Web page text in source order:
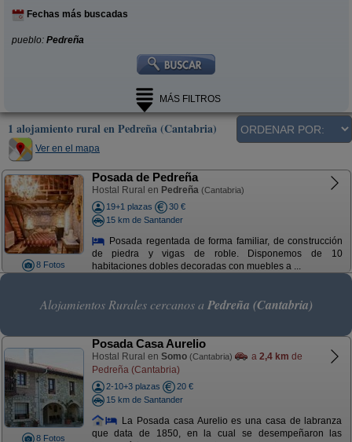
Fechas más buscadas
pueblo: Pedreña
MÁS FILTROS
1 alojamiento rural en Pedreña (Cantabria)
Ver en el mapa
8 Fotos
Posada de Pedreña
Hostal Rural en Pedreña (Cantabria)
19+1 plazas
30 €
15 km de Santander
Posada regentada de forma familiar, de construcción
de piedra y vigas de roble. Disponemos de 10
habitaciones dobles decoradas con muebles a ...
Alojamientos Rurales cercanos a Pedreña (Cantabria)
8 Fotos
Posada Casa Aurelio
Hostal Rural en Somo (Cantabria) a 2,4 km de
Pedreña (Cantabria)
2-10+3 plazas
20 €
15 km de Santander
La Posada casa Aurelio es una casa de labranza
que data de 1850, en la cual se desempeñaron las